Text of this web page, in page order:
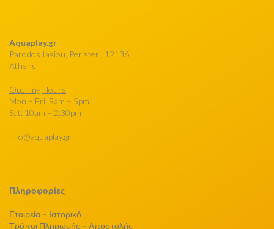
Aquaplay.gr
Parodos Iasiou, Peristeri, 12136,
Athens
Opening Hours
Mon – Fri: 9am – 5pm
Sat: 10am – 2:30pm
info@aquaplay.gr
Πληροφορίες
Εταιρεία – Ιστορικό
Τρόποι Πληρωμής – Αποστολής